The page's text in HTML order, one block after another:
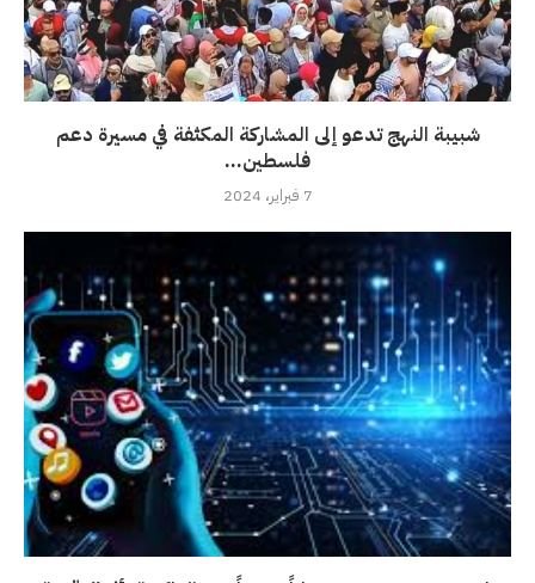
شبيبة النهج تدعو إلى المشاركة المكثفة في مسيرة دعم
فلسطين...
7 فبراير، 2024